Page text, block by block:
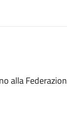
alla